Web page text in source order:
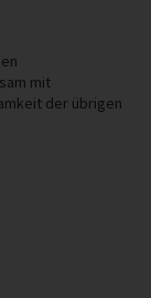
mit
der übrigen